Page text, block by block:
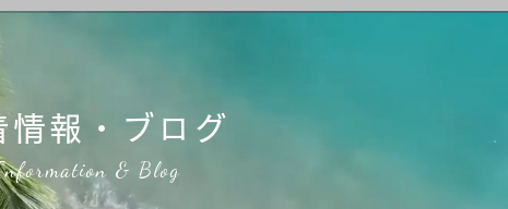
情報・ブログ
& Blog